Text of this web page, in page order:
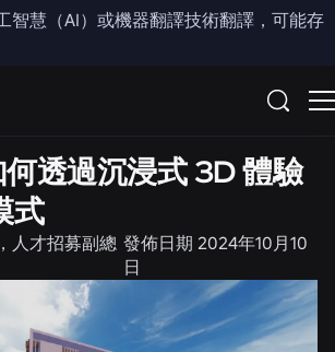
智慧（AI）或機器翻譯技術翻譯，可能存
透過沉浸式 3D 體驗
式
人才招募副總 發佈日期 2024年10月10
日